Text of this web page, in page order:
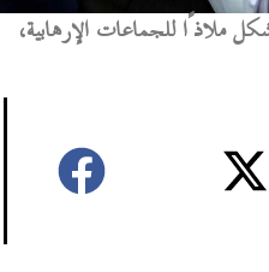
ملاذًا للجماعات الإرهابية،